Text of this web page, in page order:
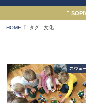
HOME タグ : 文化
スウェ